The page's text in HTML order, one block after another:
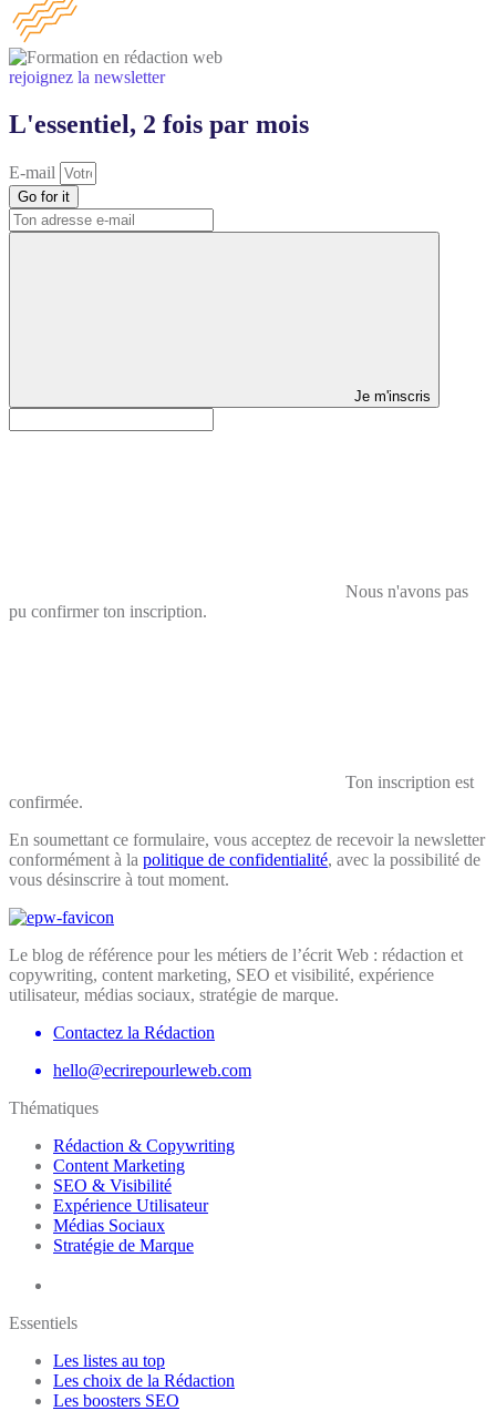
rejoignez la newsletter
L'essentiel, 2 fois par mois
E-mail
Go for it
Je m'inscris
Nous n'avons pas
pu confirmer ton inscription.
Ton inscription est
confirmée.
En soumettant ce formulaire, vous acceptez de recevoir la newsletter
conformément à la politique de confidentialité, avec la possibilité de
vous désinscrire à tout moment.
Le blog de référence pour les métiers de l’écrit Web : rédaction et
copywriting, content marketing, SEO et visibilité, expérience
utilisateur, médias sociaux, stratégie de marque.
Contactez la Rédaction
hello@ecrirepourleweb.com
Thématiques
Rédaction & Copywriting
Content Marketing
SEO & Visibilité
Expérience Utilisateur
Médias Sociaux
Stratégie de Marque
Essentiels
Les listes au top
Les choix de la Rédaction
Les boosters SEO